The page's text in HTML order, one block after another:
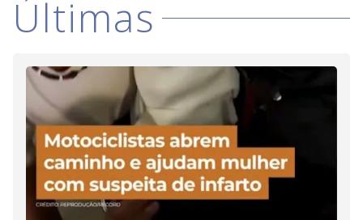
i
d
e
o
Últimas